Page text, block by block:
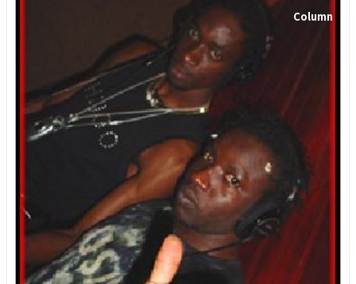
Column